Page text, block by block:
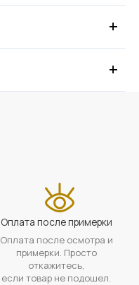
+
+
Оплата после примерки
Оплата после осмотра и
примерки. Просто
откажитесь,
если товар не подошел.